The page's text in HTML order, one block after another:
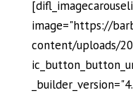
image="https://
content/uploads/